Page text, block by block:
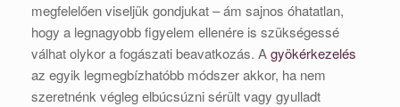
megfelelően viseljük gondjukat – ám sajnos óhatatlan,
hogy a legnagyobb figyelem ellenére is szükségessé
válhat olykor a fogászati beavatkozás. Agyökérkezelés
az egyik legmegbízhatóbb módszer akkor, ha nem
szeretnénk végleg elbúcsúzni sérült vagy gyulladt